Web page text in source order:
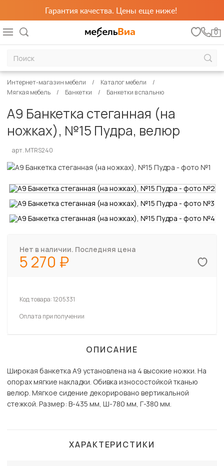
Гарантия качества. Цены еще ниже!
0
Интернет-магазин мебели
Каталог мебели
Мягкая мебель
Банкетки Банкетки в спальню
А9 Банкетка стеганная (на
ножках), №15 Пудра, велюр
арт. MTRS240
Нет в наличии. Последняя цена
5 270
Код товара:1205331
Оплата при получении
ОПИСАНИЕ
Широкая банкетка А9 установлена на 4 высокие ножки. На
опорах мягкие накладки. Обивка износостойкой тканью
велюр. Мягкое сидение декорировано вертикальной
стежкой. Размер: В-435 мм, Ш-780 мм, Г-380 мм.
ХАРАКТЕРИСТИКИ